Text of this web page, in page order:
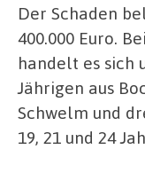
Der Schaden
400.000 Euro.
handelt es sich
Jährigen aus
Schwelm und
19, 21 und 24